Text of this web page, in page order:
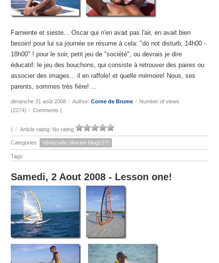
Farniente et sieste... Oscar qui n'en avait pas l'air, en avait bien
besoin! pour lui sa journée se résume à cela: "do not disturb, 14h00 -
18h00" ! pour le soir, petit jeu de "société", ou devrais je dire
éducatif: le jeu des bouchons, qui consiste à retrouver des paires ou
associer des images... il en raffole! et quelle mémoire! Nous, ses
parents, sommes très fière! ...
dimanche 31 août 2008 / Author:Corne de Brume / Number of views
(2274) / Comments (
) / Article rating: No rating
Categories: Vénézuéla (Ancien blog)(27)
Tags:
Samedi, 2 Aout 2008 - Lesson one!